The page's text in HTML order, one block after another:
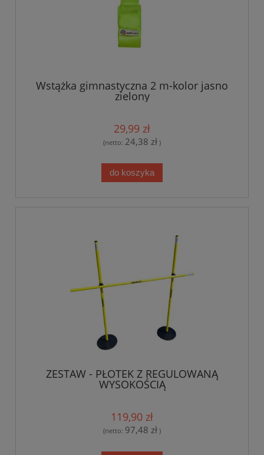
Wstążka gimnastyczna 2 m-kolor jasno
zielony
29,99 zł
(netto: 24,38 zł )
do koszyka
ZESTAW - PŁOTEK Z REGULOWANĄ
WYSOKOŚCIĄ
119,90 zł
(netto: 97,48 zł )